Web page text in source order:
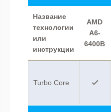
Название
технологии
или
инструкции
AMD
A6-
6400B
Turbo Core